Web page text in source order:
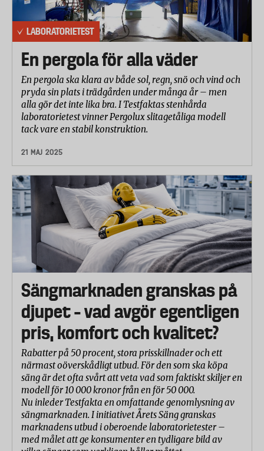
LABORATORIETEST
En pergola för alla väder
En pergola ska klara av både sol, regn, snö och vind och
pryda sin plats i trädgården under många år – men
alla gör det inte lika bra. I Testfaktas stenhårda
laboratorietest vinner Pergolux slitagetåliga modell
tack vare en stabil konstruktion.
21 MAJ 2025
Sängmarknaden granskas på
djupet – vad avgör egentligen
pris, komfort och kvalitet?
Rabatter på 50 procent, stora prisskillnader och ett
närmast oöverskådligt utbud. För den som ska köpa
säng är det ofta svårt att veta vad som faktiskt skiljer en
modell för 10 000 kronor från en för 50 000.
Nu inleder Testfakta en omfattande genomlysning av
sängmarknaden. I initiativet Årets Säng granskas
marknadens utbud i oberoende laboratorietester –
med målet att ge konsumenter en tydligare bild av